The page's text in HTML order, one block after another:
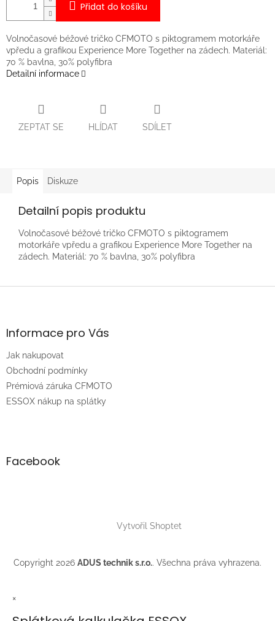
Přidat do košíku
Volnočasové béžové tričko CFMOTO s piktogramem motorkáře
vpředu a grafikou Experience More Together na zádech. Materiál:
70 % bavlna, 30% polyfibra
Detailní informace
ZEPTAT SE HLÍDAT SDÍLET
Popis Diskuze
Detailní popis produktu
Volnočasové béžové tričko CFMOTO s piktogramem
motorkáře vpředu a grafikou Experience More Together na
zádech. Materiál: 70 % bavlna, 30% polyfibra
Z
aInformace pro Vás
Jak nakupovat
Obchodní podmínky
Prémiová záruka CFMOTO
ESSOX nákup na splátky
Facebook
Vytvořil Shoptet
Copyright 2026 ADUS technik s.r.o.. Všechna práva vyhrazena.
×